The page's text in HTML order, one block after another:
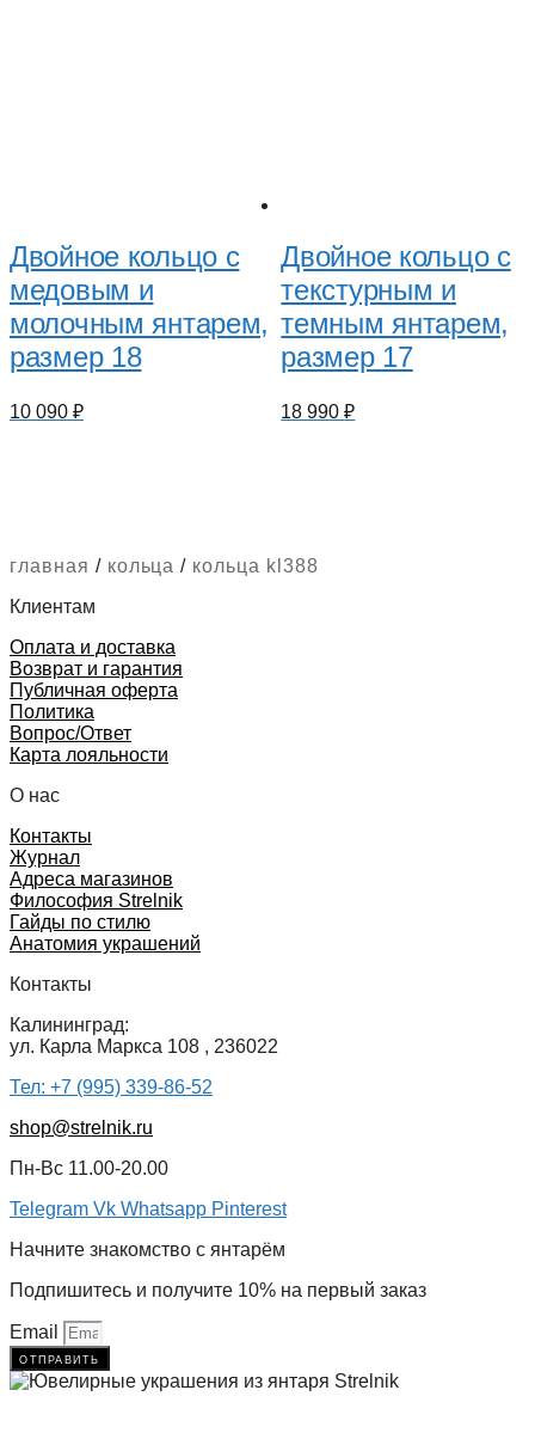
Двойное кольцо с
медовым и
молочным янтарем,
размер 18
10 090 ₽
Двойное кольцо с
текстурным и
темным янтарем,
размер 17
18 990₽
главная / кольца / кольца kl388
Клиентам
Оплата и доставка
Возврат и гарантия
Публичная оферта
Политика
Вопрос/Ответ
Карта лояльности
О нас
Контакты
Журнал
Адреса магазинов
Философия Strelnik
Гайды по стилю
Анатомия украшений
Контакты
Калининград:
ул. Карла Маркса 108 , 236022
Тел: +7 (995) 339-86-52
shop@strelnik.ru
Пн-Вс 11.00-20.00
Telegram Vk Whatsapp Pinterest
Начните знакомство с янтарём
Подпишитесь и получите 10% на первый заказ
Email
отправить